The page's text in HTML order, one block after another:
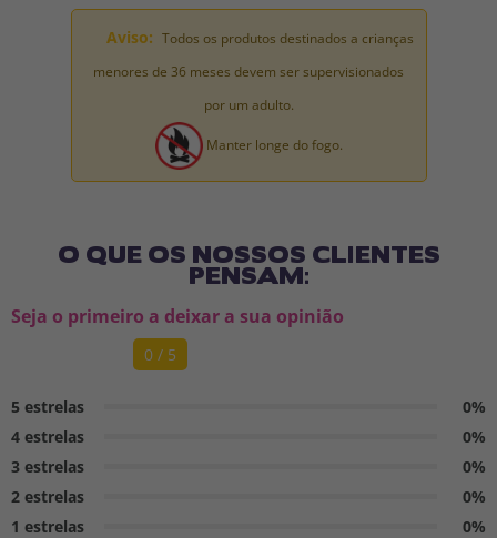
Aviso: Todos os produtos destinados a crianças
menores de 36 meses devem ser supervisionados
por um adulto.
Manter longe do fogo.
O QUE OS NOSSOS CLIENTES
PENSAM:
Seja o primeiro a deixar a sua opinião
0 / 5
5 estrelas
0%
4 estrelas
0%
3 estrelas
0%
2 estrelas
0%
1 estrelas
0%